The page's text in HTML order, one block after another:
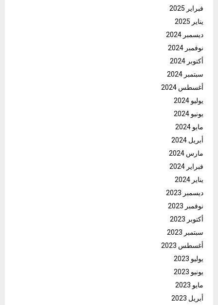
فبراير 2025
يناير 2025
ديسمبر 2024
نوفمبر 2024
أكتوبر 2024
سبتمبر 2024
أغسطس 2024
يوليو 2024
يونيو 2024
مايو 2024
أبريل 2024
مارس 2024
فبراير 2024
يناير 2024
ديسمبر 2023
نوفمبر 2023
أكتوبر 2023
سبتمبر 2023
أغسطس 2023
يوليو 2023
يونيو 2023
مايو 2023
أبريل 2023